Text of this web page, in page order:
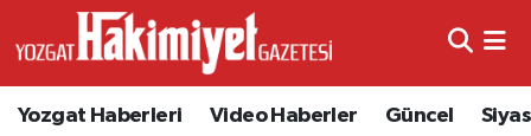
Yozgat Haberleri Video Haberler Güncel